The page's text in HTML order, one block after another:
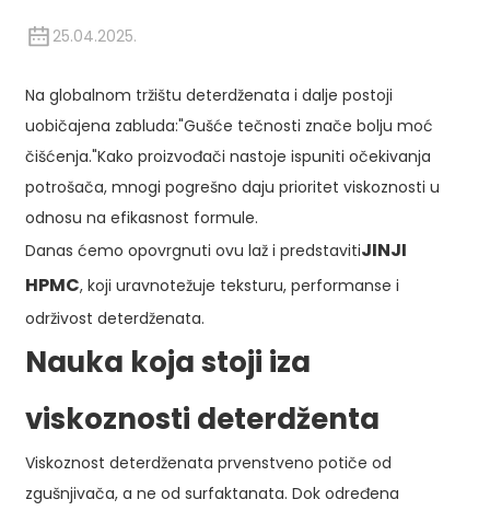
25.04.2025.
Na globalnom tržištu deterdženata i dalje postoji
uobičajena zabluda:"Gušće tečnosti znače bolju moć
čišćenja."Kako proizvođači nastoje ispuniti očekivanja
potrošača, mnogi pogrešno daju prioritet viskoznosti u
odnosu na efikasnost formule.
Danas ćemo opovrgnuti ovu laž i predstavitiJINJI
HPMC, koji uravnotežuje teksturu, performanse i
održivost deterdženata.
Nauka koja stoji iza
viskoznosti deterdženta
Viskoznost deterdženata prvenstveno potiče od
zgušnjivača, a ne od surfaktanata. Dok određena